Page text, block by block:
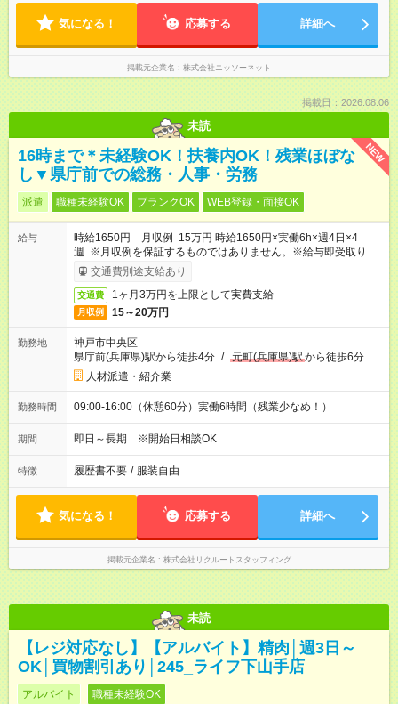
気になる！ 応募する 詳細へ
掲載元企業名 株式会社ニッソーネット
掲載日：2026.08.06
未読
NEW
16時まで＊未経験OK！扶養内OK！残業ほぼな
し▼県庁前での総務・人事・労務
派遣 職種未経験OK ブランクOK WEB登録・面接OK
給与
時給1650円 月収例 15万円 時給1650円×実働6h×週4日×4
週 ※月収例を保証するものではありません。※給与即受取りサ
ービス利用可（利用条件有）
交通費別途支給あり
交通費 1ヶ月3万円を上限として実費支給
月収例 15～20万円
勤務地
神戸市中央区
県庁前(兵庫県)駅から徒歩4分 / 元町(兵庫県)駅から徒歩6分
人材派遣・紹介業
勤務時間 09:00-16:00（休憩60分）実働6時間（残業少なめ！）
期間 即日～長期 ※開始日相談OK
特徴 履歴書不要 / 服装自由
気になる！ 応募する 詳細へ
掲載元企業名 株式会社リクルートスタッフィング
未読
【レジ対応なし】【アルバイト】精肉│週3日～
OK│買物割引あり│245_ライフ下山手店
アルバイト 職種未経験OK